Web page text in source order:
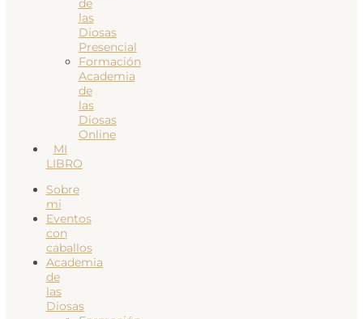
de
las
Diosas
Presencial
Formación
Academia
de
las
Diosas
Online
MI
LIBRO
Sobre
mi
Eventos
con
caballos
Academia
de
las
Diosas